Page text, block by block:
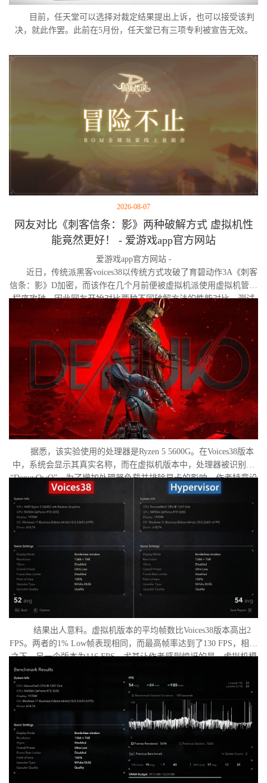
目前，任天堂可以选择对裁定结果提出上诉，也可以接受该判
决，就此作罢。此前在5月份，任天堂已有三项专利被宣告无效。
2026-08-07
网友对比《刺客信条：影》两种破解方式 虚拟机性
能竟然更好！ - 爱游戏app官方网站
爱游戏app官方网站 -
近日，传统派黑客voices38以传统方式攻破了育碧动作3A《刺客
信条：影》D加密，而该作在几个月前便被虚拟机派使用虚拟机管理
程序攻破。因此网友开始对比两种不同破解方法的性能对比。测试
作者决定验证，虚拟机管理程序是否真的会像许多玩家认为的那
样，导致明显的帧数下降。
据悉，该实验使用的处理器是Ryzen 5 5600G。在Voices38版本
中，系统会显示其真实名称，而在虚拟机版本中，处理器被识别为
“DenuvOwO”。为了增加处理器负载并排除显卡的影响，作者特意设
置了低分辨率，并将所有图形设置调至“极低”模式。两项测试均在相
同条件下进行：内存完整性和基于虚拟化的安全性（VBS）均已关
闭，并且两轮测试之间电脑甚至没有重启。
结果出人意料。虚拟机版本的平均帧数比Voices38版本高出2
FPS。两者的1% Low帧表现相同，而最高帧率达到了130 FPS，相比
之下，另一个版本为116 FPS。尤其让作者感到惊讶的是，虚拟机模
式下的优化竟如此之好。从理论上讲，额外的虚拟化层应该会给处
理器带来负担并降低性能，但实际上并没有发生这种情况。